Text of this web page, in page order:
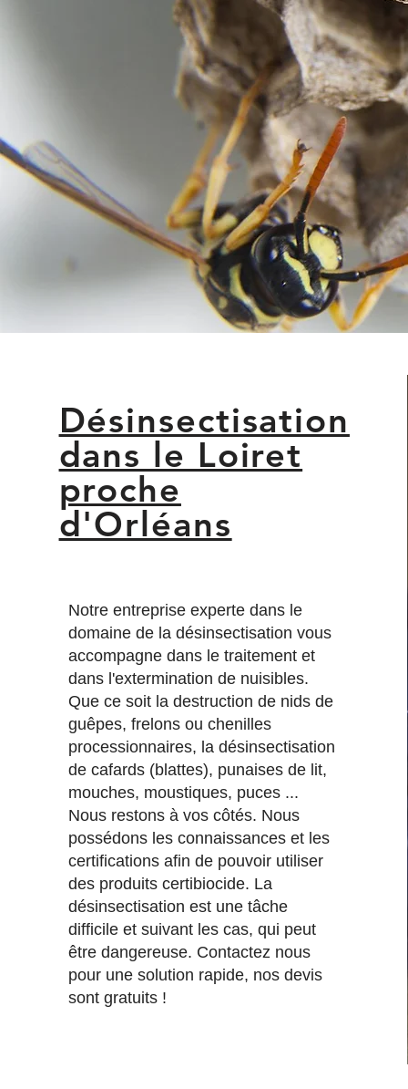
Désinsectisation
dans le Loiret
proche
d'Orléans
Notre entreprise experte dans le
domaine de la désinsectisation vous
accompagne dans le traitement et
dans l'extermination de nuisibles.
Que ce soit la destruction de nids de
guêpes, frelons ou chenilles
processionnaires, la désinsectisation
de cafards (blattes), punaises de lit,
mouches, moustiques, puces ...
Nous restons à vos côtés. Nous
possédons les connaissances et les
certifications afin de pouvoir utiliser
des produits certibiocide. La
désinsectisation est une tâche
difficile et suivant les cas, qui peut
être dangereuse. Contactez nous
pour une solution rapide, nos devis
sont gratuits !